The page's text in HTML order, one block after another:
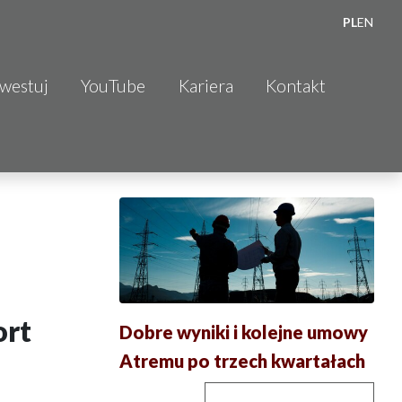
YouTube Kariera Kontakt
PLEN
Dobre wyniki i kolejne umowy
Atremu po trzech kwartałach